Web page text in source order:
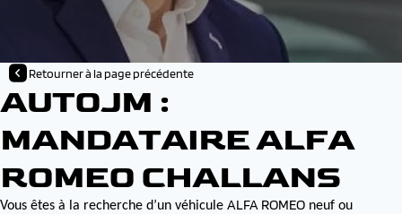
Retourner à la page précédente
AUTOJM :
MANDATAIRE ALFA
ROMEO CHALLANS
Vous êtes à la recherche d’un véhicule ALFA ROMEO neuf ou